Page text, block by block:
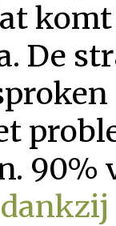
De
90%
dankzij